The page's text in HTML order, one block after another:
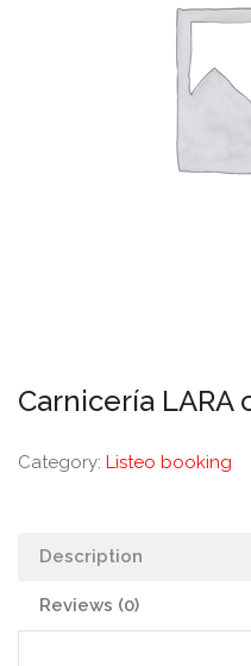
Carnicería LARA
Category: Listeo booking
Description
Reviews (0)